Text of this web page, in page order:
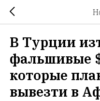
В Турции
фальшивые
которые
вывезти в